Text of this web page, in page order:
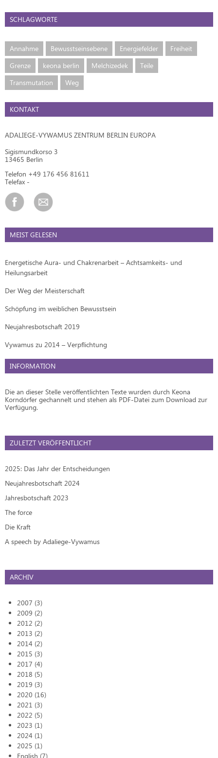
SCHLAGWORTE
Annahme Bewusstseinsebene Energiefelder
Freiheit
Grenze
keona berlin Melchizedek
Teile
Transmutation
Weg
KONTAKT
ADALIEGE-VYWAMUS ZENTRUM BERLIN EUROPA
Sigismundkorso 3
13465 Berlin
Telefon +49 176 456 81611
Telefax -
MEIST GELESEN
Energetische Aura- und Chakrenarbeit – Achtsamkeits- und
Heilungsarbeit
Der Weg der Meisterschaft
Schöpfung im weiblichen Bewusstsein
Neujahresbotschaft 2019
Vywamus zu 2014 – Verpflichtung
INFORMATION
Die an dieser Stelle veröffentlichten Texte wurden durch Keona
Korndörfer gechannelt und stehen als PDF-Datei zum Download zur
Verfügung.
ZULETZT VERÖFFENTLICHT
2025: Das Jahr der Entscheidungen
Neujahresbotschaft 2024
Jahresbotschaft 2023
The force
Die Kraft
A speech by Adaliege-Vywamus
ARCHIV
2007 (3)
2009 (2)
2012 (2)
2013 (2)
2014 (2)
2015 (3)
2017 (4)
2018 (5)
2019 (3)
2020 (16)
2021 (3)
2022 (5)
2023 (1)
2024 (1)
2025 (1)
English (7)